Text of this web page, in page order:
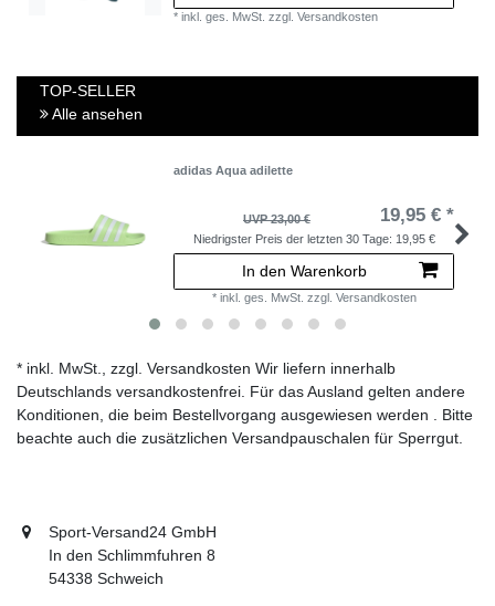
*inkl. ges. MwSt. zzgl.Versandkosten
TOP-SELLER
Alle ansehen
adidas Aqua adilette
UVP 23,00 € 19,95 € *
Niedrigster Preis der letzten 30 Tage: 19,95 €
In den Warenkorb
* inkl. ges. MwSt. zzgl. Versandkosten
* inkl. MwSt., zzgl. Versandkosten Wir liefern innerhalb
Deutschlands versandkostenfrei. Für das Ausland gelten andere
Konditionen, die beim Bestellvorgang ausgewiesen werden . Bitte
beachte auch die zusätzlichen Versandpauschalen für Sperrgut.
Sport-Versand24 GmbH
In den Schlimmfuhren 8
54338 Schweich